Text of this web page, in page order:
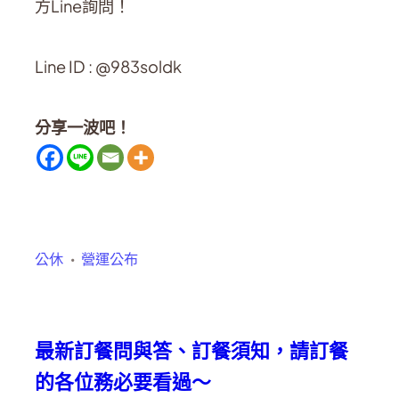
方Line詢問！
Line ID : @983soldk
分享一波吧！
公休 營運公布
最新訂餐問與答、訂餐須知，請訂餐
的各位務必要看過～